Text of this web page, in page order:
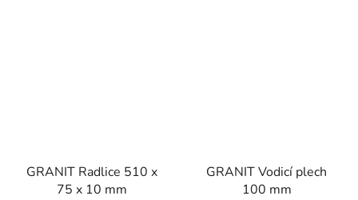
GRANIT Radlice 510 x
75 x 10 mm
GRANIT Vodicí plech
100 mm